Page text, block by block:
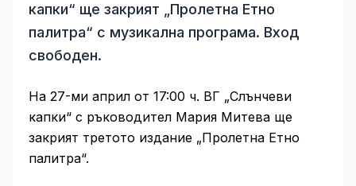
капки“ ще закрият „Пролетна Етно
палитра“ с музикална програма. Вход
свободен.
На 27-ми април от 17:00 ч. ВГ „Слънчеви
капки“ с ръководител Мария Митева ще
закрият третото издание „Пролетна Етно
палитра“.